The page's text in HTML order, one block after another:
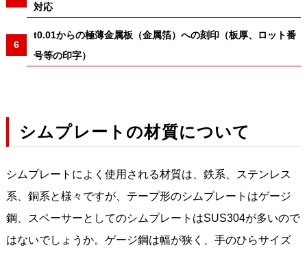
対応
t0.01からの極薄金属板（金属箔）への刻印（板厚、ロット番
号等の印字）
シムプレートの材質について
シムプレートによく使用される材質は、鉄系、ステンレス
系、銅系と様々ですが、テープ形のシムプレートはゲージ
鋼、スペーサーとしてのシムプレートはSUS304が多いので
はないでしょうか。ゲージ鋼は幅が狭く、手のひらサイズ